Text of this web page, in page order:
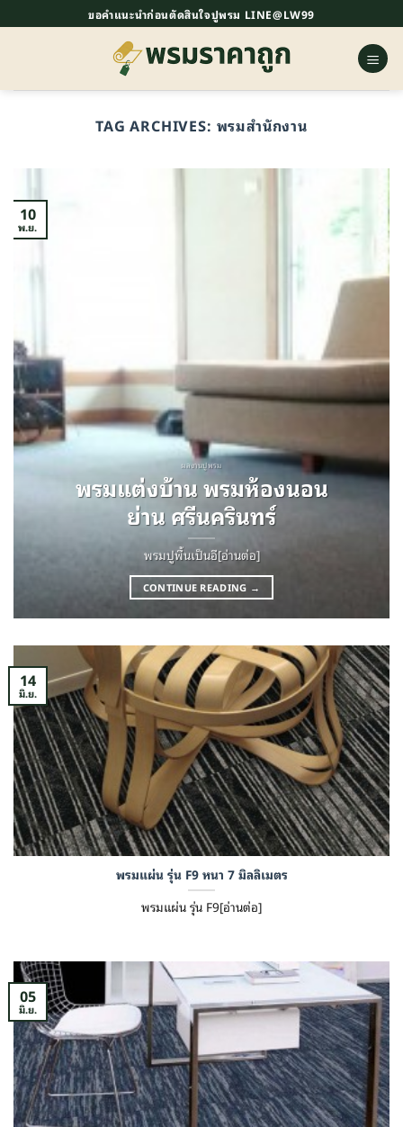
ไป
ขอคำแนะนำก่อนตัดสินใจปูพรม LINE@LW99
TAG ARCHIVES: พรมสำนักงาน
ผลงานปูพรม
พรมแต่งบ้าน พรมห้องนอน
ย่าน ศรีนครินทร์
พรมปูพื้นเป็นอี[อ่านต่อ]
CONTINUE READING →
10
พ.ย.
พรมแผ่น รุ่น F9 หนา 7 มิลลิเมตร
พรมแผ่น รุ่น F9[อ่านต่อ]
14
มิ.ย.
05
มิ.ย.